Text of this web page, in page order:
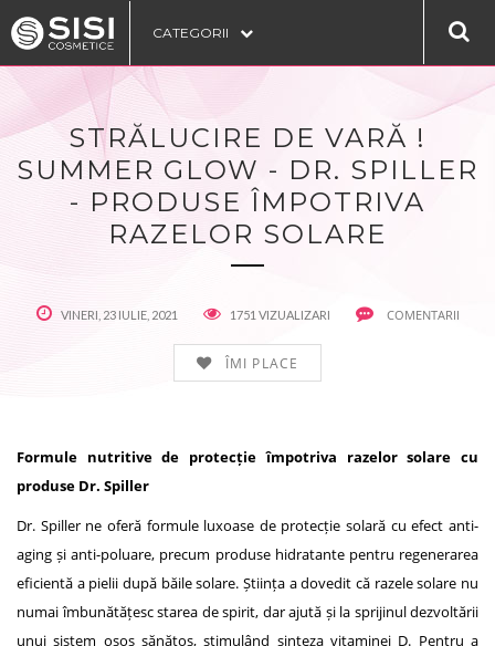
CATEGORII
STRĂLUCIRE DE VARĂ !
SUMMER GLOW - DR. SPILLER
- PRODUSE ÎMPOTRIVA
RAZELOR SOLARE
VINERI, 23 IULIE, 2021 1751 VIZUALIZARI COMENTARII
ÎMI PLACE
Formule nutritive de protecție împotriva razelor solare cu
produse Dr. Spiller
Dr. Spiller ne oferă formule luxoase de protecție solară cu efect anti-
aging și anti-poluare, precum produse hidratante pentru regenerarea
eficientă a pielii după băile solare. Știința a dovedit că razele solare nu
numai îmbunătățesc starea de spirit, dar ajută și la sprijinul dezvoltării
unui sistem osos sănătos, stimulând sinteza vitaminei D. Pentru a